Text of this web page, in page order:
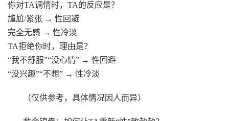
你对TA调情时，TA的反应是？
尴尬/紧张 → 性回避
完全无感 → 性冷淡
TA拒绝你时，理由是？
“我不舒服”“没心情” → 性回避
“没兴趣”“不想” → 性冷淡
（仅供参考，具体情况因人而异）